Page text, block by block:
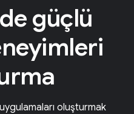
güçlü
oluşturmak